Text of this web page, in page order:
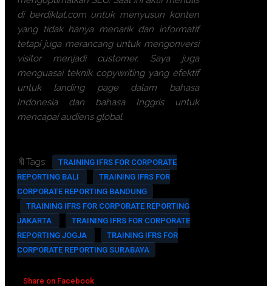
di berdiklat.com untuk menyusun konten
yang tidak hanya menarik dan informatif
tetapi juga merancang untuk mengonversi
visitor menjadi customer. Saya juga
menguasai teknik copywriting yang efektif
untuk landing page dalam bahasa
Indonesia dan bahasa Inggris untuk
mencapai audiens global.
🔖Tags:
TRAINING IFRS FOR CORPORATE
REPORTING BALI
TRAINING IFRS FOR
CORPORATE REPORTING BANDUNG
TRAINING IFRS FOR CORPORATE REPORTING
JAKARTA
TRAINING IFRS FOR CORPORATE
REPORTING JOGJA
TRAINING IFRS FOR
CORPORATE REPORTING SURABAYA
Share on Facebook